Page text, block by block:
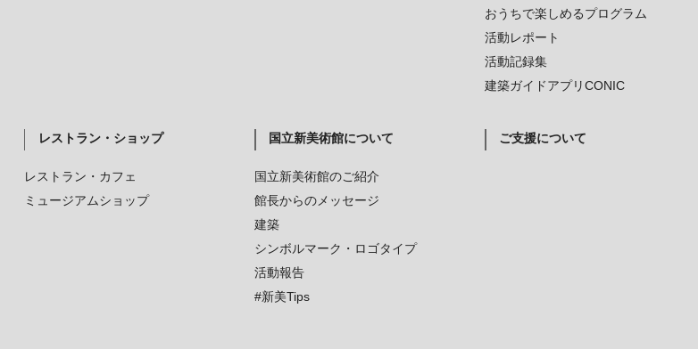
おうちで楽しめるプログラム
活動レポート
活動記録集
建築ガイドアプリCONIC
レストラン・ショップ
レストラン・カフェ
ミュージアムショップ
国立新美術館について
国立新美術館のご紹介
館長からのメッセージ
建築
シンボルマーク・ロゴタイプ
活動報告
#新美Tips
ご支援について